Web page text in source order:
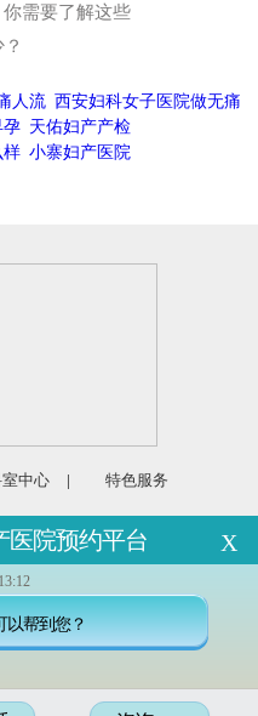
医院预约平台 X
帮到您？
需要了解这些
人流 西安妇科女子医院做无痛
孕 天佑妇产产检
样 小寨妇产医院
中心 特色服务
）08:00—20:00
85269595
善寺东街77号
广[2021]第112号
号-1